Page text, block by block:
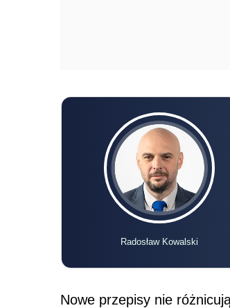
Nowe przepisy nie
na kształcących się z
wszystkim tym osobom
pracodawcamoże
związane z nauką, np.
egzaminy, książek i
jednak musiał zawierać z
naukę. Natomiast